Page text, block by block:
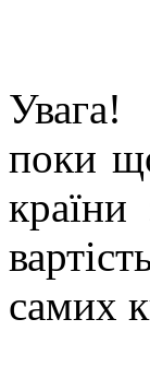
Увага!
поки
самих